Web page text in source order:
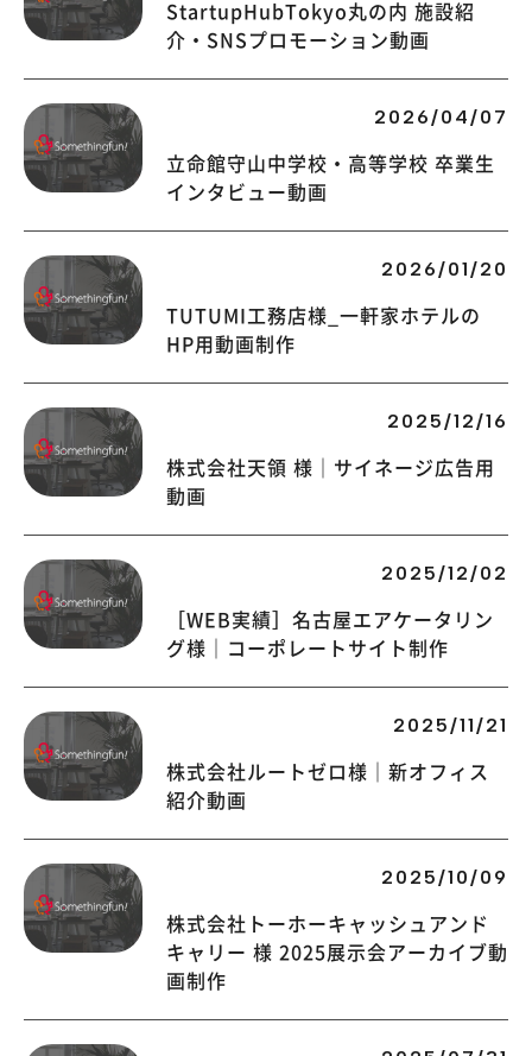
StartupHubTokyo丸の内 施設紹
介・SNSプロモーション動画
2026/04/07
立命館守山中学校・高等学校 卒業生
インタビュー動画
2026/01/20
TUTUMI工務店様_一軒家ホテルの
HP用動画制作
2025/12/16
株式会社天領 様｜サイネージ広告用
動画
2025/12/02
［WEB実績］名古屋エアケータリン
グ様｜コーポレートサイト制作
2025/11/21
株式会社ルートゼロ様｜新オフィス
紹介動画
2025/10/09
株式会社トーホーキャッシュアンド
キャリー 様 2025展示会アーカイブ動
画制作